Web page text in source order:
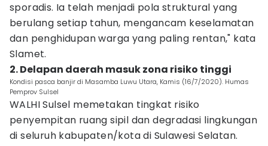
sporadis. Ia telah menjadi pola struktural yang
berulang setiap tahun, mengancam keselamatan
dan penghidupan warga yang paling rentan," kata
Slamet.
2. Delapan daerah masuk zona risiko tinggi
Kondisi pasca banjir di Masamba Luwu Utara, Kamis (16/7/2020). Humas
Pemprov Sulsel
WALHI Sulsel memetakan tingkat risiko
penyempitan ruang sipil dan degradasi lingkungan
di seluruh kabupaten/kota di Sulawesi Selatan.